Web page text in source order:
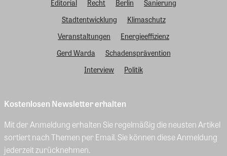
Editorial
Recht Berlin
Sanierung
Stadtentwicklung
Klimaschutz
Veranstaltungen
Energieeffizienz
Gerd Warda
Schadensprävention
Interview
Politik
Kostenlosen Newsletter erhalten
Mit der Anmeldung erhalten Sie regelmäßig die neusten Artikel
sortiert nach Themen per Email. Sie können diese Anmeldung
jederzeit zurücknehmen.